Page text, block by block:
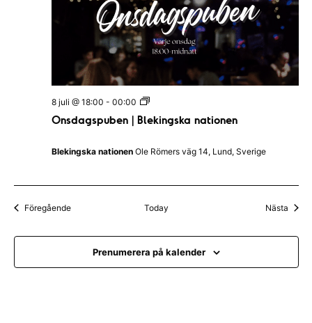
Onsdagspuben | Blekingska nationen
8 juli @ 18:00 - 00:00
O
s
g
e
|
l
e
Blekingska nationen Ole Römers väg 14, Lund, Sverige
FöregåendeEvenemang Today Nästa
Prenumerera på kalender